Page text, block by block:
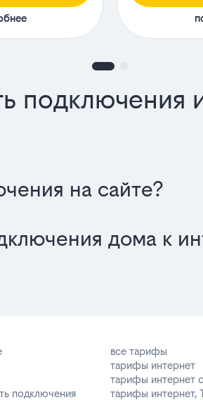
подключения
на сайте?
дома к
подключения
все тарифы
тарифы интернет
тарифы интернет
тарифы интернет,